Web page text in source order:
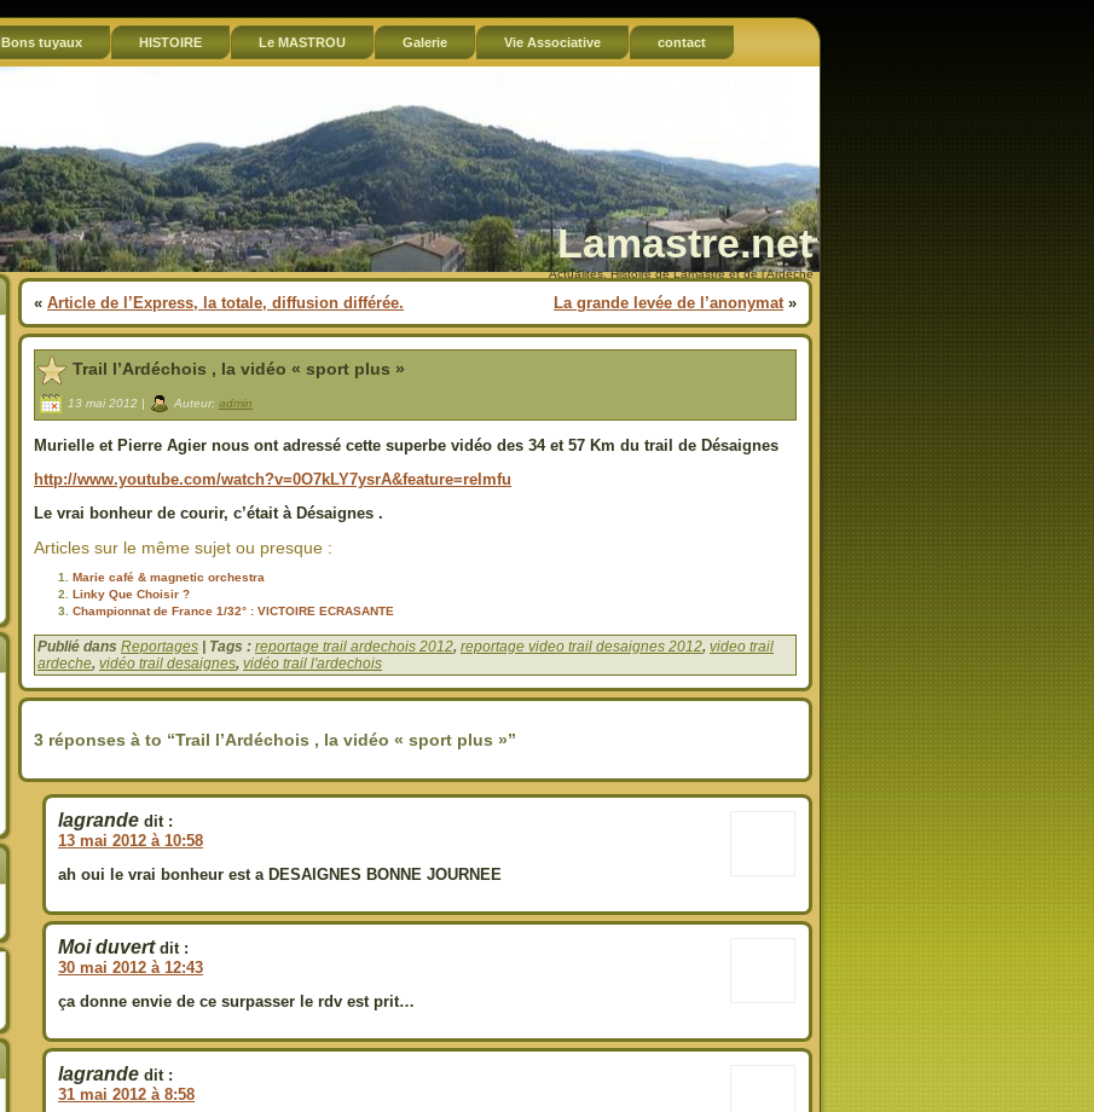
Bons tuyaux HISTOIRE Le MASTROU Galerie Vie Associative contact
Lamastre.net
Actualités, Histoire de Lamastre et de l'Ardèche
« Article de l’Express, la totale, diffusion différée. La grande levée de l’anonymat»
Trail l’Ardéchois , la vidéo « sport plus »
13 mai 2012 | Auteur: admin
Murielle et Pierre Agier nous ont adressé cette superbe vidéo des 34 et 57 Km du trail de Désaignes
http://www.youtube.com/watch?v=0O7kLY7ysrA&feature=relmfu
Le vrai bonheur de courir, c’était à Désaignes .
Articles sur le même sujet ou presque :
Marie café & magnetic orchestra
Linky Que Choisir ?
Championnat de France 1/32° : VICTOIRE ECRASANTE
Publié dans Reportages | Tags : reportage trail ardechois 2012, reportage video trail desaignes 2012, video trail
ardeche, vidéo trail desaignes, vidéo trail l'ardechois
3 réponses à to “Trail l’Ardéchois , la vidéo « sport plus »”
lagrande dit :
13 mai 2012 à 10:58
ah oui le vrai bonheur est a DESAIGNES BONNE JOURNEE
Moi duvert dit :
30 mai 2012 à 12:43
ça donne envie de ce surpasser le rdv est prit…
lagrande dit :
31 mai 2012 à 8:58